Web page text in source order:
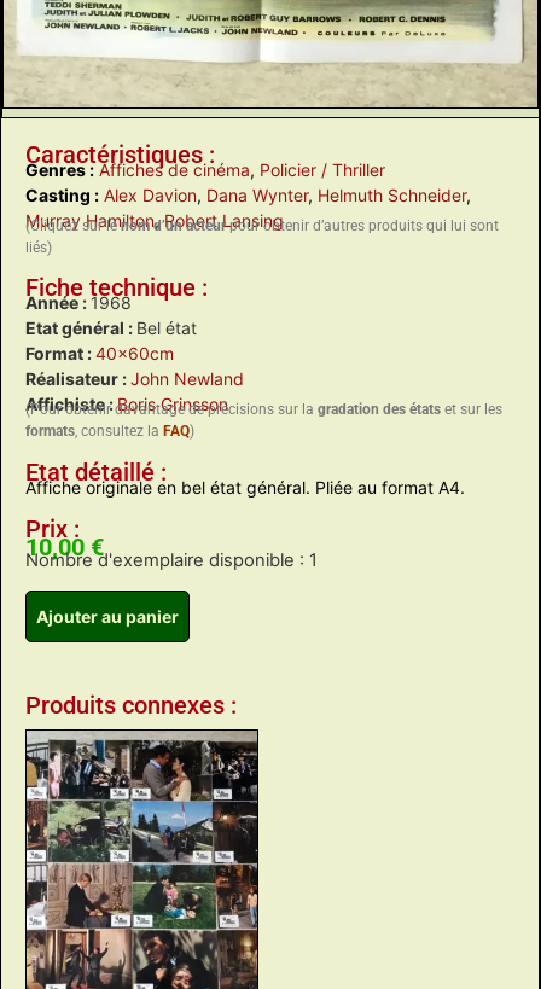
Caractéristiques :
Genres : Affiches de cinéma, Policier / Thriller
Casting : Alex Davion, Dana Wynter, Helmuth Schneider,
Murray Hamilton,Robert Lansing
(Cliquez sur lenom d’un acteurpour obtenir d’autres produits qui lui sont
liés)
Fiche technique :
Année : 1968
Etat général : Bel état
Format :40x60cm
Réalisateur :John Newland
Affichiste :Boris Grinsson
(Pour obtenir davantage de précisions sur la gradation des états et sur les
formats, consultez la FAQ)
Etat détaillé :
Affiche originale en bel état général. Pliée au format A4.
Prix :
10,00 €
Nombre d'exemplaire disponible : 1
Ajouter au panier
Produits connexes :